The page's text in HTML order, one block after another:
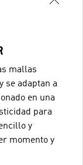
mallas
se adaptan a
en una
para
y
momento y